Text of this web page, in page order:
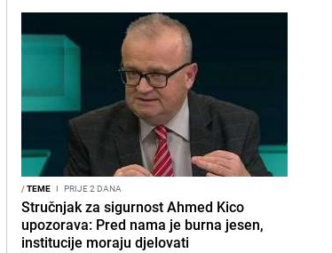
/TEME I PRIJE 2 DANA
Stručnjak za sigurnost Ahmed Kico
upozorava: Pred nama je burna jesen,
institucije moraju djelovati